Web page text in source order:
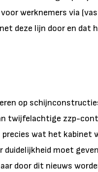
werknemers via
deze lijn door en dat
op
twijfelachtige zzp-
wat het kabinet
moet
door dit nieuws